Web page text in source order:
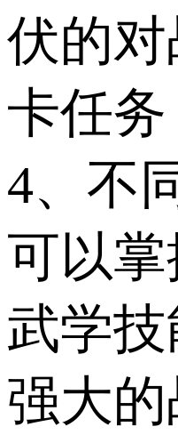
伏的
卡任务
4、不
可以
武学技
强大